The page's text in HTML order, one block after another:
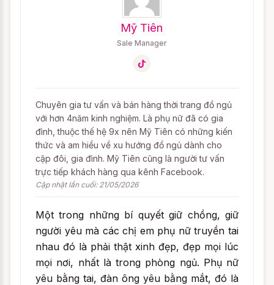
Mỹ Tiên
Sale Manager
Chuyên gia tư vấn và bán hàng thời trang đồ ngủ
với hơn 4năm kinh nghiệm. Là phụ nữ đã có gia
đình, thuộc thế hệ 9x nên Mỹ Tiên có những kiến
thức và am hiểu về xu hướng đồ ngủ dành cho
cặp đôi, gia đình. Mỹ Tiên cũng là người tư vấn
trực tiếp khách hàng qua kênh Facebook.
Cập nhật lần cuối: 21/05/2026
Một trong những bí quyết giữ chồng, giữ
người yêu mà các chị em phụ nữ truyền tai
nhau đó là phải thật xinh đẹp, đẹp mọi lúc
mọi nơi, nhất là trong phòng ngủ. Phụ nữ
yêu bằng tai, đàn ông yêu bằng mắt, đó là